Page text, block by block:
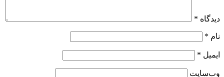
دیدگاه *
نام *
ایمیل *
وب‌سایت